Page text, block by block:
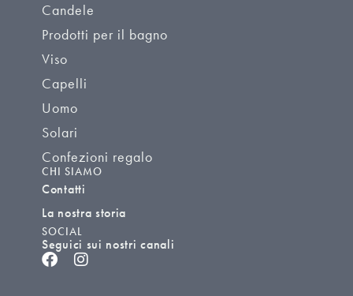
Candele
Prodotti per il bagno
Viso
Capelli
Uomo
Solari
Confezioni regalo
CHI SIAMO
Contatti
La nostra storia
SOCIAL
Seguici sui nostri canali